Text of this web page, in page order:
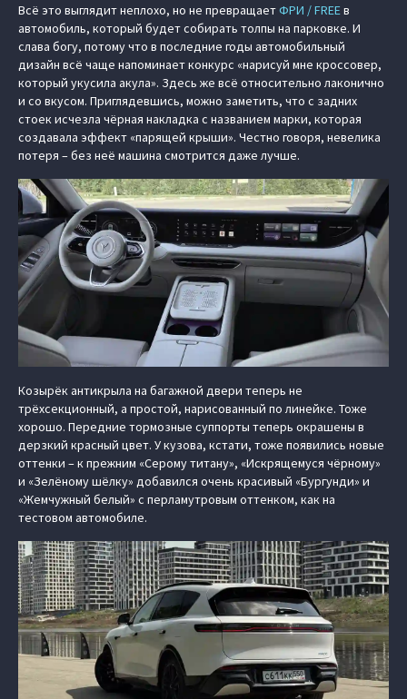
Всё это выглядит неплохо, но не превращаетФРИ / FREEв
автомобиль, который будет собирать толпы на парковке. И
слава богу, потому что в последние годы автомобильный
дизайн всё чаще напоминает конкурс «нарисуй мне кроссовер,
который укусила акула». Здесь же всё относительно лаконично
и со вкусом. Приглядевшись, можно заметить, что с задних
стоек исчезла чёрная накладка с названием марки, которая
создавала эффект «парящей крыши». Честно говоря, невелика
потеря – без неё машина смотрится даже лучше.
Козырёк антикрыла на багажной двери теперь не
трёхсекционный, а простой, нарисованный по линейке. Тоже
хорошо. Передние тормозные суппорты теперь окрашены в
дерзкий красный цвет. У кузова, кстати, тоже появились новые
оттенки – к прежним «Серому титану», «Искрящемуся чёрному»
и «Зелёному шёлку» добавился очень красивый «Бургунди» и
«Жемчужный белый» с перламутровым оттенком, как на
тестовом автомобиле.